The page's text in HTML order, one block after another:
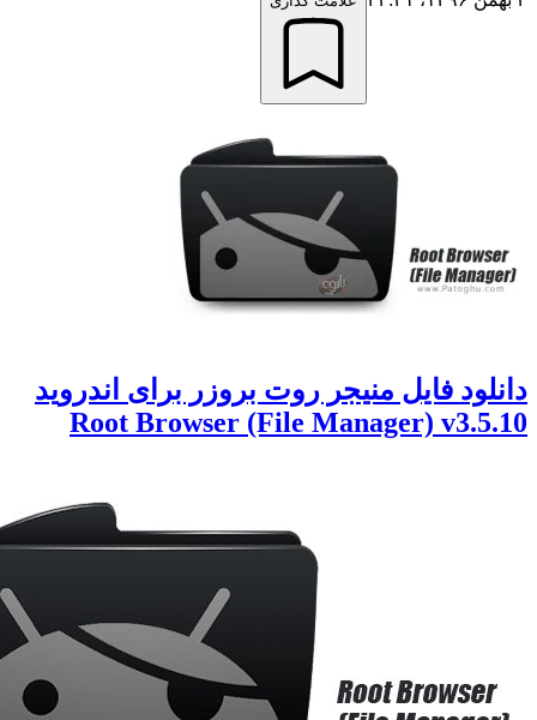
فایل منیجر روت بروزر برای اندروید
Root Browser (File Manager)